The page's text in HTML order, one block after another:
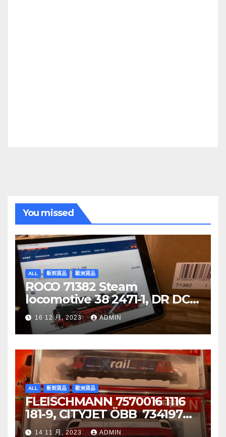
You missed
ALL 新到貨品 歐洲貨品
ROCO 71382 Steam
locomotive 38 2471-1, DR DCC
音效噴煙機車
16 12 月, 2023 ADMIN
ALL 新到貨品 歐洲貨品
FLEISCHMANN 7570016 1116
181-9, CITYJET ÖBB 734197
Re 620 088-5, SBB Cargo
14 11 月, 2023 ADMIN